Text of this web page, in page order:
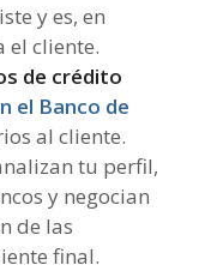
y es, en
el cliente.
de crédito
el Banco de
al cliente.
tu perfil,
y negocian
de las
final.